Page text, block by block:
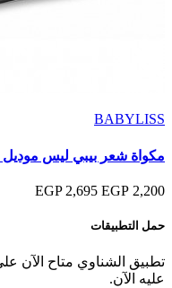
BABYLISS
مكواة شعر بيبي ليس موديل ST595
2,200 EGP
2,695 EGP
حمل التطبيقات
عليه الآن.